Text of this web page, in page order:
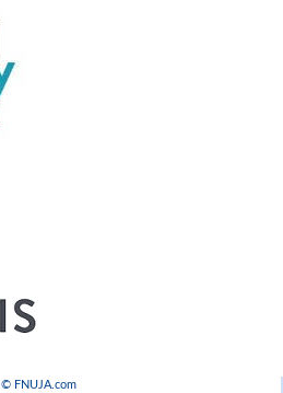
© FNUJA.com